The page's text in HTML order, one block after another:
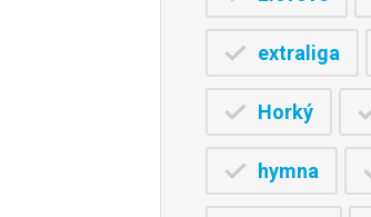
extraliga
Horký
hymna